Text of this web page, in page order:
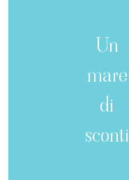
Un
mare
di
sconti